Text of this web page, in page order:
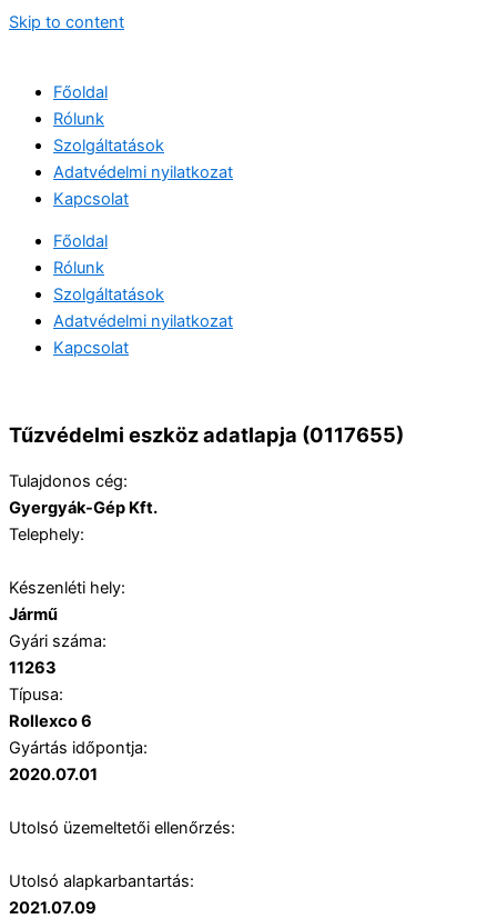
Skip to content
Főoldal
Rólunk
Szolgáltatások
Adatvédelmi nyilatkozat
Kapcsolat
Főoldal
Rólunk
Szolgáltatások
Adatvédelmi nyilatkozat
Kapcsolat
Tűzvédelmi eszköz adatlapja (0117655)
Tulajdonos cég:
Gyergyák-Gép Kft.
Telephely:
Készenléti hely:
Jármű
Gyári száma:
11263
Típusa:
Rollexco 6
Gyártás időpontja:
2020.07.01
Utolsó üzemeltetői ellenőrzés:
Utolsó alapkarbantartás:
2021.07.09